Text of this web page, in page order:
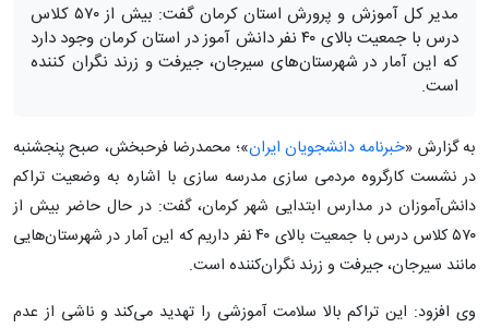
مدیر کل آموزش و پرورش استان کرمان گفت: بیش از ۵۷۰ کلاس
درس با جمعیت بالای ۴۰ نفر دانش آموز در استان کرمان وجود دارد
که این آمار در شهرستان‌های سیرجان، جیرفت و زرند نگران‌ کننده
است.
به گزارش «خبرنامه دانشجویان ایران»؛ محمدرضا فرحبخش، صبح پنجشنبه
در نشست کارگروه مردمی سازی مدرسه سازی با اشاره به وضعیت تراکم
دانش‌آموزان در مدارس ابتدایی شهر کرمان، گفت: در حال حاضر بیش از
۵۷۰ کلاس درس با جمعیت بالای ۴۰ نفر داریم که این آمار در شهرستان‌هایی
مانند سیرجان، جیرفت و زرند نگران‌کننده است.
وی افزود: این تراکم بالا سلامت آموزشی را تهدید می‌کند و ناشی از عدم